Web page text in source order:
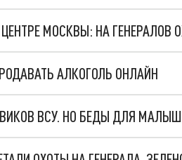
МОСКВЫ: НА
АЛКОГОЛЬ ОНЛАЙН
ВСУ. НО БЕДЫ ДЛЯ